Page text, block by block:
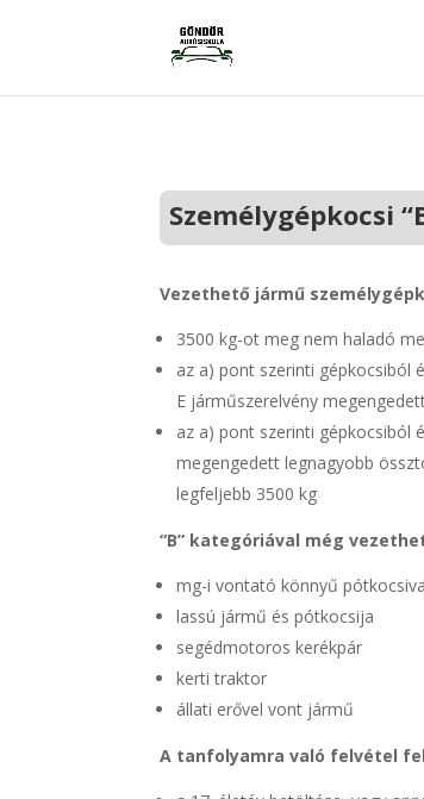
Személygépkocsi
Vezethető jármű
3500 kg-ot meg nem haladó
az a) pont szerinti gépkocsiból
E járműszerelvény
az a) pont szerinti gépkocsiból
megengedett legnagyobb
legfeljebb 3500 kg
“B” kategóriával még
mg-i vontató könnyű
lassú jármű és pótkocsija
segédmotoros kerékpár
kerti traktor
állati erővel vont jármű
A tanfolyamra való felvétel